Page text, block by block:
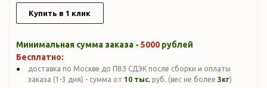
Купить в 1 клик
Минимальная сумма заказа - 5000 рублей
Бесплатно:
доставка по Москве до ПВЗ СДЭК после сборки и оплаты
заказа (1-3 дня) - сумма от 10 тыс. руб. (вес не более 3кг)